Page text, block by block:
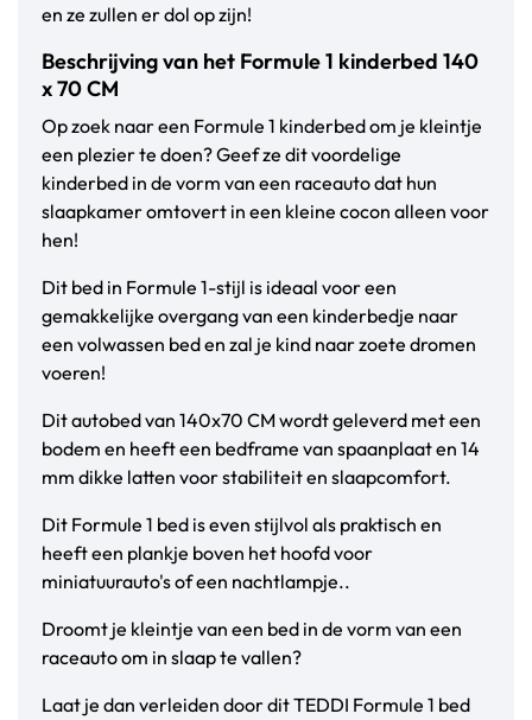
en ze zullen er dol op zijn!
Beschrijving van het Formule 1 kinderbed 140
x 70 CM
Op zoek naar een Formule 1 kinderbed om je kleintje
een plezier te doen? Geef ze dit voordelige
kinderbed in de vorm van een raceauto dat hun
slaapkamer omtovert in een kleine cocon alleen voor
hen!
Dit bed in Formule 1-stijl is ideaal voor een
gemakkelijke overgang van een kinderbedje naar
een volwassen bed en zal je kind naar zoete dromen
voeren!
Dit autobed van 140x70 CM wordt geleverd met een
bodem en heeft een bedframe van spaanplaat en 14
mm dikke latten voor stabiliteit en slaapcomfort.
Dit Formule 1 bed is even stijlvol als praktisch en
heeft een plankje boven het hoofd voor
miniatuurauto's of een nachtlampje..
Droomt je kleintje van een bed in de vorm van een
raceauto om in slaap te vallen?
Laat je dan verleiden door dit TEDDI Formule 1 bed